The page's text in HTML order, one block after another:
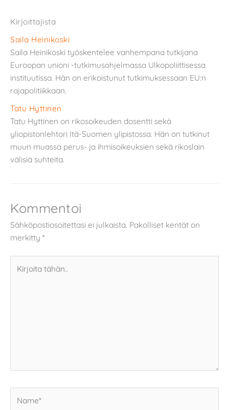
Kirjoittajista
Saila Heinikoski
Saila Heinikoski työskentelee vanhempana tutkijana
Euroopan unioni -tutkimusohjelmassa Ulkopoliittisessa
instituutissa. Hän on erikoistunut tutkimuksessaan EU:n
rajapolitiikkaan.
Tatu Hyttinen
Tatu Hyttinen on rikosoikeuden dosentti sekä
yliopistonlehtori Itä-Suomen ylipistossa. Hän on tutkinut
muun muassa perus- ja ihmisoikeuksien sekä rikoslain
välisiä suhteita.
Kommentoi
Sähköpostiosoitettasi ei julkaista. Pakolliset kentät on
merkitty *
tähän..